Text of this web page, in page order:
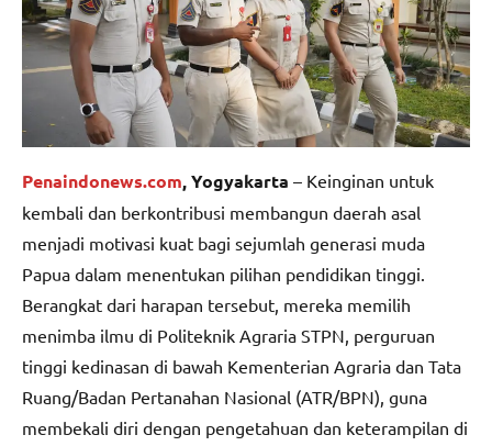
Penaindonews.com, Yogyakarta – Keinginan untuk
kembali dan berkontribusi membangun daerah asal
menjadi motivasi kuat bagi sejumlah generasi muda
Papua dalam menentukan pilihan pendidikan tinggi.
Berangkat dari harapan tersebut, mereka memilih
menimba ilmu di Politeknik Agraria STPN, perguruan
tinggi kedinasan di bawah Kementerian Agraria dan Tata
Ruang/Badan Pertanahan Nasional (ATR/BPN), guna
membekali diri dengan pengetahuan dan keterampilan di